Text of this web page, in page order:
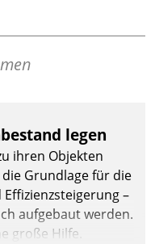
legen
ihren Objekten
Grundlage für die
–
aufgebaut werden.
große Hilfe.